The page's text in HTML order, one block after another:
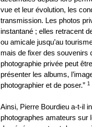
vue et leur évolution, les
transmission. Les photos
instantané ; elles retracent
ou amicale jusqu’au
mais de fixer des souvenirs
photographie privée peut
présenter les albums,
photographier et de poser.” 1
Ainsi, Pierre Bourdieu a-t-il
photographes amateurs sur